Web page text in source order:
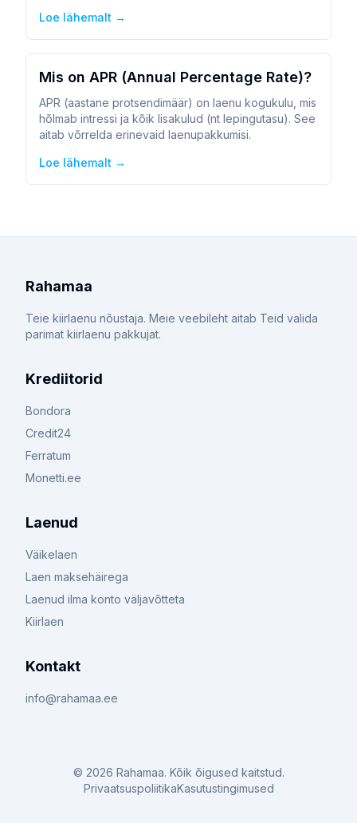
Loe lähemalt →
Mis on APR (Annual Percentage Rate)?
APR (aastane protsendimäär) on laenu kogukulu, mis
hõlmab intressi ja kõik lisakulud (nt lepingutasu). See
aitab võrrelda erinevaid laenupakkumisi.
Loe lähemalt →
Rahamaa
Teie kiirlaenu nõustaja. Meie veebileht aitab Teid valida
parimat kiirlaenu pakkujat.
Krediitorid
Bondora
Credit24
Ferratum
Monetti.ee
Laenud
Väikelaen
Laen maksehäirega
Laenud ilma konto väljavõtteta
Kiirlaen
Kontakt
info@rahamaa.ee
© 2026 Rahamaa. Kõik õigused kaitstud.
PrivaatsuspoliitikaKasutustingimused